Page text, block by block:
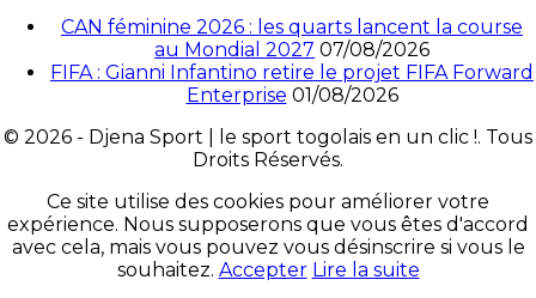
CAN féminine 2026 : les quarts lancent la course
au Mondial 2027 07/08/2026
FIFA : Gianni Infantino retire le projet FIFA Forward
Enterprise 01/08/2026
© 2026 - Djena Sport | le sport togolais en un clic !. Tous
Droits Réservés.
Ce site utilise des cookies pour améliorer votre
expérience. Nous supposerons que vous êtes d'accord
avec cela, mais vous pouvez vous désinscrire si vous le
souhaitez. Accepter Lire la suite